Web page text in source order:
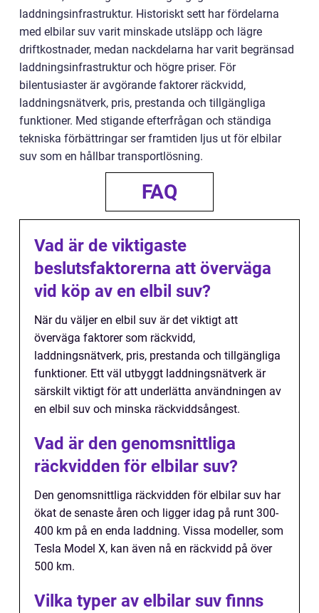
laddningsinfrastruktur. Historiskt sett har fördelarna
med elbilar suv varit minskade utsläpp och lägre
driftkostnader, medan nackdelarna har varit begränsad
laddningsinfrastruktur och högre priser. För
bilentusiaster är avgörande faktorer räckvidd,
laddningsnätverk, pris, prestanda och tillgängliga
funktioner. Med stigande efterfrågan och ständiga
tekniska förbättringar ser framtiden ljus ut för elbilar
suv som en hållbar transportlösning.
FAQ
Vad är de viktigaste
beslutsfaktorerna att överväga
vid köp av en elbil suv?
När du väljer en elbil suv är det viktigt att
överväga faktorer som räckvidd,
laddningsnätverk, pris, prestanda och tillgängliga
funktioner. Ett väl utbyggt laddningsnätverk är
särskilt viktigt för att underlätta användningen av
en elbil suv och minska räckviddsångest.
Vad är den genomsnittliga
räckvidden för elbilar suv?
Den genomsnittliga räckvidden för elbilar suv har
ökat de senaste åren och ligger idag på runt 300-
400 km på en enda laddning. Vissa modeller, som
Tesla Model X, kan även nå en räckvidd på över
500 km.
Vilka typer av elbilar suv finns